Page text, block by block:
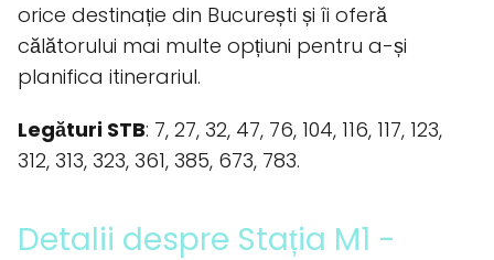
orice destinație din București și îi oferă
călătorului mai multe opțiuni pentru a-și
planifica itinerariul.
Legături STB: 7, 27, 32, 47, 76, 104, 116, 117, 123,
312, 313, 323, 361, 385, 673, 783.
Detalii despre Stația M1 -